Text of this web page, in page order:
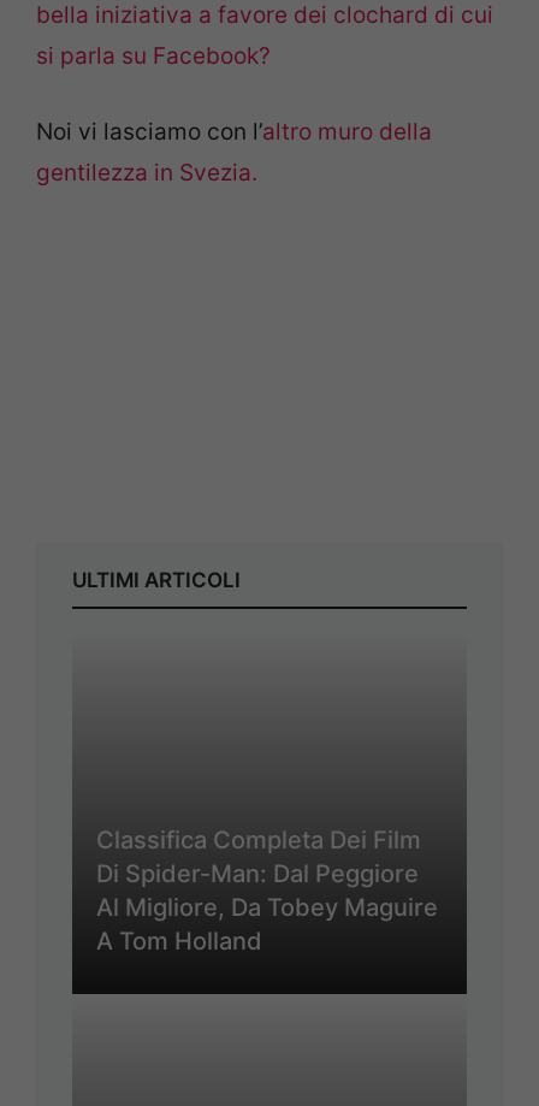
bella iniziativa a favore dei clochard di cui
si parla su Facebook?
Noi vi lasciamo con l’altro muro della
gentilezza in Svezia.
ULTIMI ARTICOLI
Classifica Completa Dei Film
Di Spider-Man: Dal Peggiore
Al Migliore, Da Tobey Maguire
A Tom Holland